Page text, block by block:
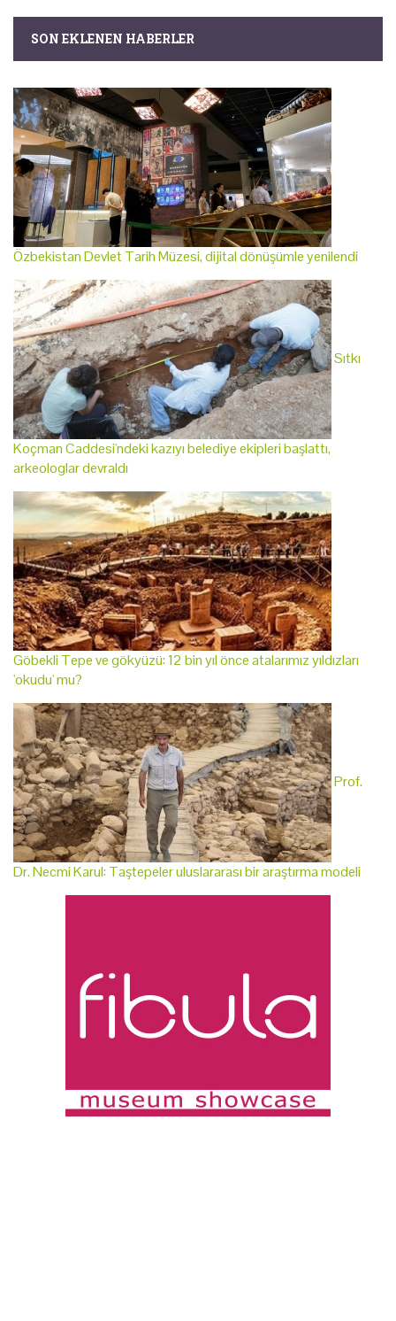
SON EKLENEN HABERLER
Özbekistan Devlet Tarih Müzesi, dijital dönüşümle yenilendi
Sıtkı
Koçman Caddesi'ndeki kazıyı belediye ekipleri başlattı,
arkeologlar devraldı
Göbekli Tepe ve gökyüzü: 12 bin yıl önce atalarımız yıldızları
'okudu' mu?
Prof.
Dr. Necmi Karul: Taştepeler uluslararası bir araştırma modeli